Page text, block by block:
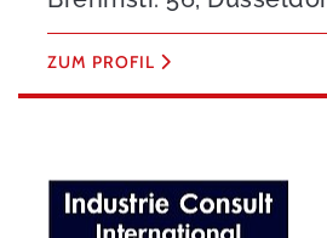
ZUM PROFIL